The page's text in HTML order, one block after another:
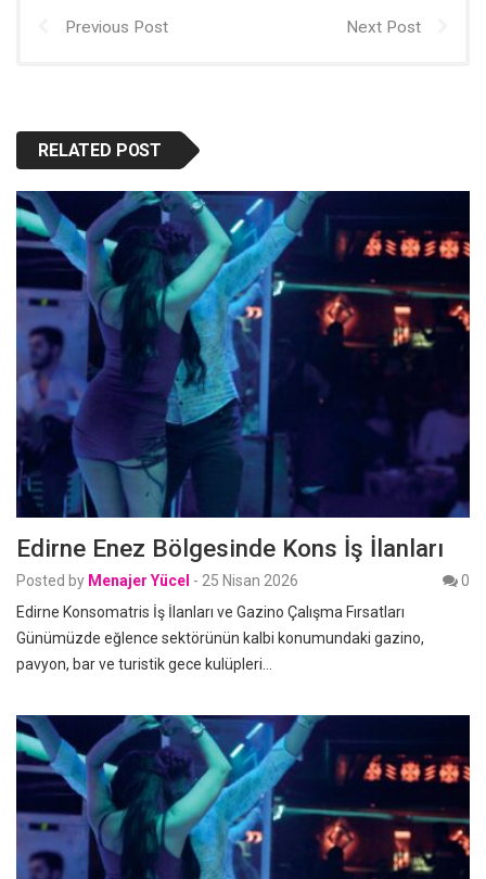
Previous Post Next Post
RELATED POST
Edirne Enez Bölgesinde Kons İş İlanları
Posted by Menajer Yücel - 25 Nisan 2026
0
Edirne Konsomatris İş İlanları ve Gazino Çalışma Fırsatları
Günümüzde eğlence sektörünün kalbi konumundaki gazino,
pavyon, bar ve turistik gece kulüpleri…